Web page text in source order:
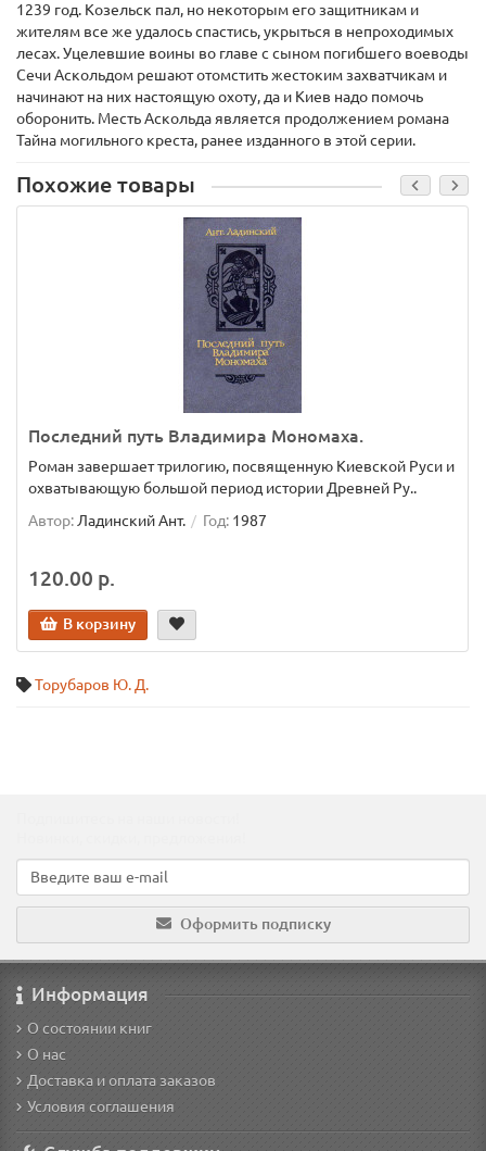
1239 год. Козельск пал, но некоторым его защитникам и
жителям все же удалось спастись, укрыться в непроходимых
лесах. Уцелевшие воины во главе с сыном погибшего воеводы
Сечи Аскольдом решают отомстить жестоким захватчикам и
начинают на них настоящую охоту, да и Киев надо помочь
оборонить. Месть Аскольда является продолжением романа
Тайна могильного креста, ранее изданного в этой серии.
Похожие товары
Последний путь Владимира Мономаха.
Роман завершает трилогию, посвященную Киевской Руси и
охватывающую большой период истории Древней Ру..
Автор: Ладинский Ант. Год: 1987
120.00 р.
В корзину
Торубаров Ю. Д.
Оформить подписку
Информация
О состоянии книг
О нас
Доставка и оплата заказов
Условия соглашения